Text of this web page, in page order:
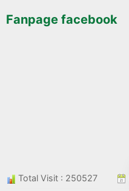
Fanpage facebook
Total Visit : 250527